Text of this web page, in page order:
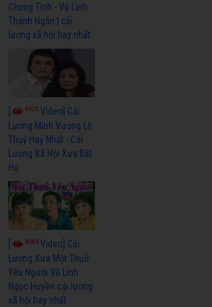
Chung Tình - Vũ Linh
Thanh Ngân | cải
lương xã hội hay nhất
6675Video] Cải
Lương Minh Vương Lệ
Thuỷ Hay Nhất - Cải
Lương Xã Hội Xưa Bất
Hủ
6384Video] Cải
Lương Xưa Một Thuở
Yêu Người Vũ Linh
Ngọc Huyền cải lương
xã hội hay nhất